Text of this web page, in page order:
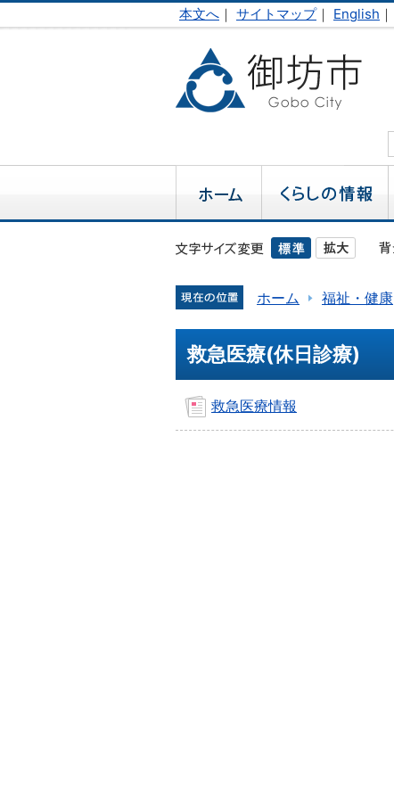
本文へ ｜ サイトマップ｜ English ｜
ホーム 福祉・健康
救急医療(休日診療)
救急医療情報